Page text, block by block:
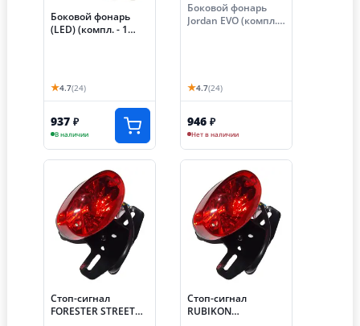
Боковой фонарь
(LED) (компл. - 1
0001+160092237-
0001)
★4.7(24)
937 ₽
В наличии
Боковой фонарь
Jordan EVO (компл.
★4.7(24)
946 ₽
Нет в наличии
Стоп-сигнал
FORESTER STREET
Стоп-сигнал
RUBIKON